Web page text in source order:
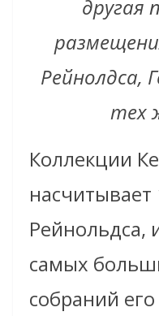
другая
Рейнолдса,
тех
Коллекции
насчитывает
Рейнольдса,
самых
собраний